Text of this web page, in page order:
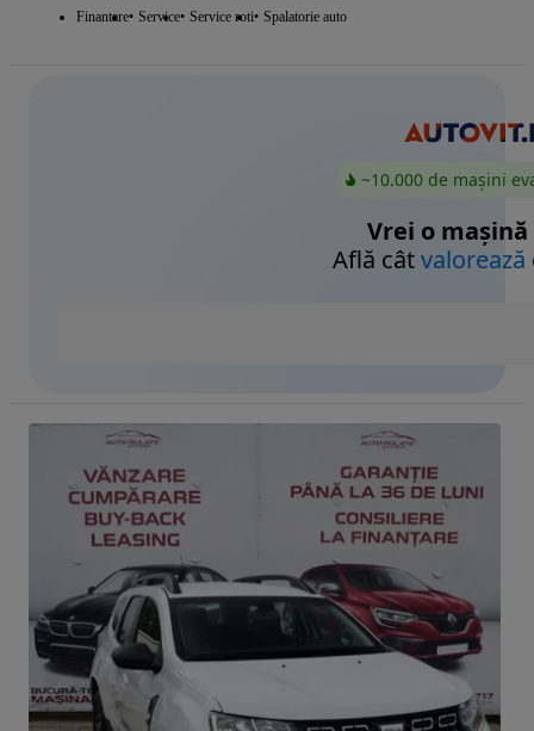
Finantare Service Service roti Spalatorie auto
~10.000 de mașini
Vrei o mașină
Află câtvalorează